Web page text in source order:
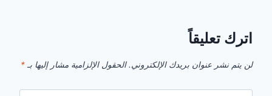
اترك تعليقاً
لن يتم نشر عنوان بريدك الإلكتروني. الحقول الإلزامية مشار إليها بـ *